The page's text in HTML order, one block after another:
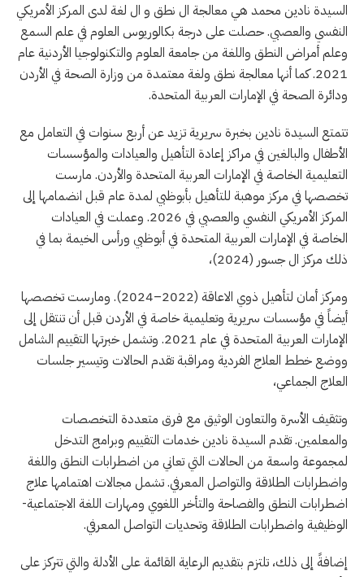
السيدة نادين محمد هي معالجة ال نطق و ال لغة لدى المركز الأمريكي
النفسي والعصبي. حصلت على درجة بكالوريوس العلوم في علم السمع
وعلم أمراض النطق واللغة من جامعة العلوم والتكنولوجيا الأردنية عام
2021. كما أنها معالجة نطق ولغة معتمدة من وزارة الصحة في الأردن
ودائرة الصحة في الإمارات العربية المتحدة.
تتمتع السيدة نادين بخبرة سريرية تزيد عن أربع سنوات في التعامل مع
الأطفال والبالغين في مراكز إعادة التأهيل والعيادات والمؤسسات
التعليمية الخاصة في الإمارات العربية المتحدة والأردن. مارست
تخصصها في مركز موهبة للتأهيل بأبوظبي لمدة عام قبل انضمامها إلى
المركز الأمريكي النفسي والعصبي في 2026. وعملت في العيادات
الخاصة في الإمارات العربية المتحدة في أبوظبي ورأس الخيمة بما في
ذلك مركز ال جسور (2024)،
ومركز أمان لتأهيل ذوي الاعاقة (2022–2024). ومارست تخصصها
أيضاً في مؤسسات سريرية وتعليمية خاصة في الأردن قبل أن تنتقل إلى
الإمارات العربية المتحدة في عام 2021. وتشمل خبرتها التقييم الشامل
ووضع خطط العلاج الفردية ومراقبة تقدم الحالات وتيسير جلسات
العلاج الجماعي،
وتثقيف الأسرة والتعاون الوثيق مع فرق متعددة التخصصات
والمعلمين. تقدم السيدة نادين خدمات التقييم وبرامج التدخل
لمجموعة واسعة من الحالات التي تعاني من اضطرابات النطق واللغة
واضطرابات الطلاقة والتواصل المعرفي. تشمل مجالات اهتمامها علاج
اضطرابات النطق والفصاحة والتأخر اللغوي ومهارات اللغة الاجتماعية-
الوظيفية واضطرابات الطلاقة وتحديات التواصل المعرفي.
إضافةً إلى ذلك، تلتزم بتقديم الرعاية القائمة على الأدلة والتي تتركز على